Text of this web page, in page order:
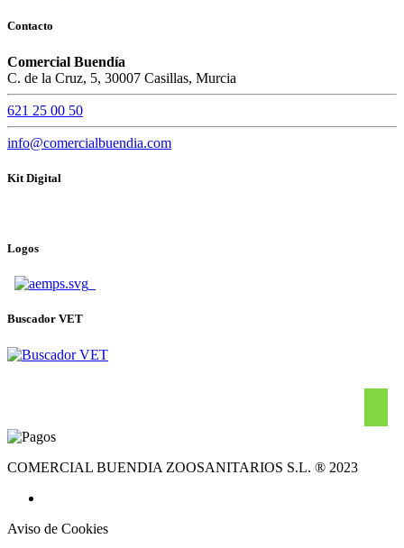
Contacto
Comercial Buendía
C. de la Cruz, 5, 30007 Casillas, Murcia
621 25 00 50
info@comercialbuendia.com
Kit Digital
Logos
Buscador VET
COMERCIAL BUENDIA ZOOSANITARIOS S.L. ® 2023
Aviso de Cookies